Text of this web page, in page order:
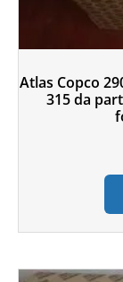
Atlas Copco
315 da